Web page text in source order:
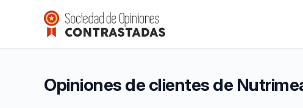
Nutrimea
Calificación global: 9,3 de 10
9,3/10(12 410 opiniones)
Opiniones de clientes de